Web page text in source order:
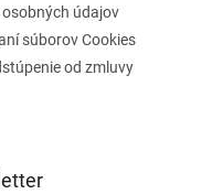
údajov
súborov Cookies
od zmluvy